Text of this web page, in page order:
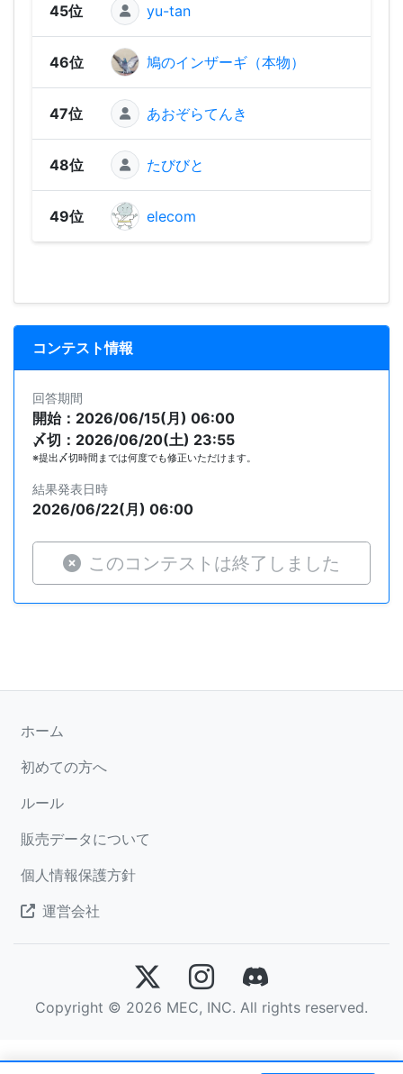
45位 yu-tan
46位 鳩のインザーギ（本物）
47位 あおぞらてんき
48位 たびびと
49位 elecom
コンテスト情報
回答期間
開始：2026/06/15(月) 06:00
〆切：2026/06/20(土) 23:55
※提出〆切時間までは何度でも修正いただけます。
結果発表日時
2026/06/22(月) 06:00
このコンテストは終了しました
ホーム
初めての方へ
ルール
販売データについて
個人情報保護方針
運営会社
Copyright © 2026 MEC, INC. All rights reserved.